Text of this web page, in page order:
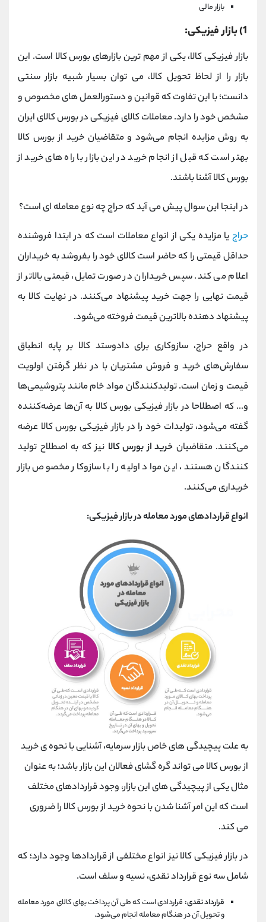
بازار مالی
بازار فیزیکی کالا، یکی از مهم ترین بازارهای بورس کالا است. این
بازار را از لحاظ تحویل کالا، می توان بسیار شبیه بازار سنتی
دانست؛ با این تفاوت که قوانین و دستورالعمل های مخصوص و
مشخص خود را دارد. معاملات کالای فیزیکی در بورس کالای ایران
به روش مزایده انجام می‌شود و متقاضیان خرید از بورس کالا
بهتر است که قبل از انجام خرید در این بازار با راه های خرید از
بورس کالا آشنا باشند.
در اینجا این سوال پیش می آید که حراج چه نوع معامله ای است؟
حراج یا مزایده یکی از انواع معاملات است که در ابتدا فروشنده
حداقل قیمتی را که حاضر است کالای خود را بفروشد به خریداران
اعلام می کند. سپس خریداران در صورت تمایل، قیمتی بالاتر از
قیمت نهایی را جهت خرید پیشنهاد می‌کنند. در نهایت کالا به
پیشنهاد دهنده بالاترین قیمت فروخته می‌شود.
در واقع حراج، سازوکاری برای دادوستد کالا بر پایه انطباق
سفارش‌های خرید و فروش مشتریان با در نظر گرفتن اولویت
قیمت و زمان است. تولیدکنندگان مواد خام مانند پتروشیمی‌ها
و... که اصطلاحا در بازار فیزیکی بورس کالا به آن‌ها عرضه‌کننده
گفته می‌شود، تولیدات خود را در بازار فیزیکی بورس کالا عرضه
می‌کنند. متقاضیان خرید از بورس کالا نیز که به‌ اصطلاح تولید
کنندگان هستند، این مواد اولیه را با سازوکار مخصوص بازار
خریداری می‌کنند.
انواع قراردادهای مورد معامله در بازار فیزیکی:
به علت پیچیدگی های خاص بازار سرمایه، آشنایی با نحوه ی خرید
از بورس کالا می تواند گره گشای فعالان این بازار باشد؛ به عنوان
مثال یکی از پیچیدگی های این بازار، وجود قراردادهای مختلف
است که این امر آشنا شدن با نحوه خرید از بورس کالا را ضروری
می کند.
در بازار فیزیکی کالا نیز انواع مختلفی از قراردادها وجود دارد؛ که
شامل سه نوع قرارداد نقدی، نسیه و سلف است.
قرارداد نقدی: قراردادی است که طی آن پرداخت بهای کالای مورد معامله
و تحویل آن در هنگام معامله انجام می‌شود.